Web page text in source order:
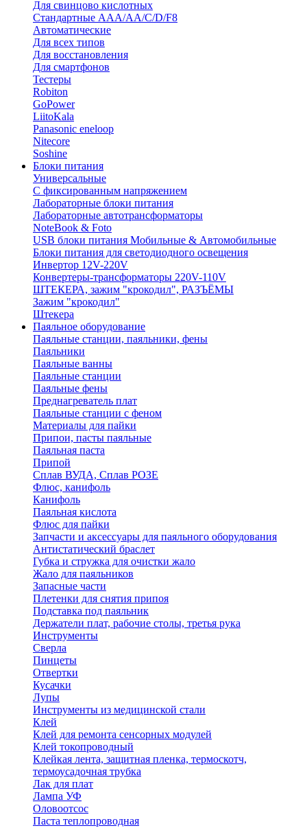
Для свинцово кислотных
Стандартные ААА/АА/С/D/F8
Автоматические
Для всех типов
Для восстановления
Для смартфонов
Тестеры
Robiton
GoPower
LiitoKala
Panasonic eneloop
Nitecore
Soshine
Блоки питания
Универсальные
C фиксированным напряжением
Лабораторные блоки питания
Лабораторные автотрансформаторы
NoteBook & Foto
USB блоки питания Мобильные & Автомобильные
Блоки питания для светодиодного освещения
Инвертор 12V-220V
Конвертеры-трансформаторы 220V-110V
ШТЕКЕРА, зажим "крокодил", РАЗЪЁМЫ
Зажим "крокодил"
Штекера
Паяльное оборудование
Паяльные станции, паяльники, фены
Паяльники
Паяльные ванны
Паяльные станции
Паяльные фены
Преднагреватель плат
Паяльные станции с феном
Материалы для пайки
Припои, пасты паяльные
Паяльная паста
Припой
Сплав ВУДА, Сплав РОЗЕ
Флюс, канифоль
Канифоль
Паяльная кислота
Флюс для пайки
Запчасти и аксессуары для паяльного оборудования
Антистатический браслет
Губка и стружка для очистки жало
Жало для паяльников
Запасные части
Плетенки для снятия припоя
Подставка под паяльник
Держатели плат, рабочие столы, третья рука
Инструменты
Сверла
Пинцеты
Отвертки
Кусачки
Лупы
Инструменты из медицинской стали
Клей
Клей для ремонта сенсорных модулей
Клей токопроводный
Клейкая лента, защитная пленка, термоскотч,
термоусадочная трубка
Лак для плат
Лампа УФ
Оловоотсос
Паста теплопроводная